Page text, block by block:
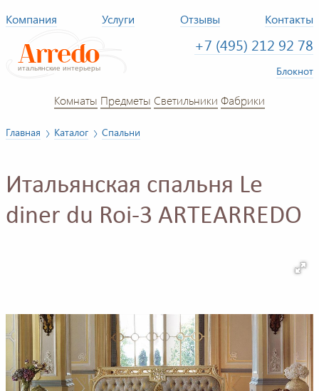
Компания Услуги Отзывы Контакты
+7 (495) 212 92 78
Блокнот
Комнаты Предметы Светильники Фабрики
Главная Каталог Спальни
Итальянская спальня Le
diner du Roi-3 ARTEARREDO